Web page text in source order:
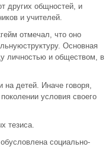
других общностей, и
и учителей.
отмечал, что оно
Основная
личностью и обществом, в
на детей. Иначе говоря,
условия своего
тезиса.
социально-